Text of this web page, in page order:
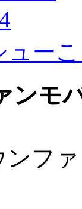
ュー
ンモ
ンフ